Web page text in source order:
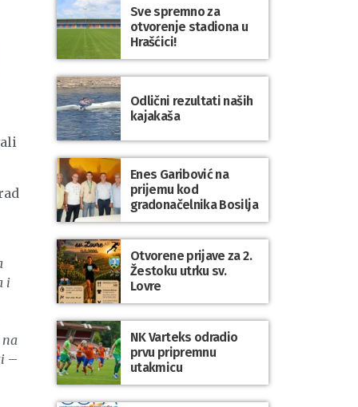
i
–
Sve spremno za
otvorenje stadiona u
Hrašćici!
Odlični rezultati naših
kajakaša
Enes Garibović na
prijemu kod
gradonačelnika Bosilja
Otvorene prijave za 2.
Žestoku utrku sv.
Lovre
NK Varteks odradio
prvu pripremnu
utakmicu